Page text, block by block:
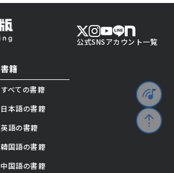
書籍
すべての書籍
日本語の書籍
英語の書籍
韓国語の書籍
中国語の書籍
公式SNSアカウント一覧